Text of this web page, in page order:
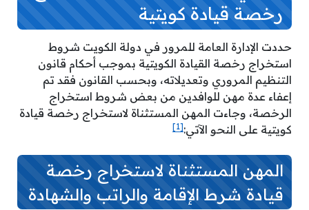
رخصة قيادة كويتية
حددت الإدارة العامة للمرور في دولة الكويت شروط
استخراج رخصة القيادة الكويتية بموجب أحكام قانون
التنظيم المروري وتعديلاته، وبحسب القانون فقد تم
إعفاء عدة مهن للوافدين من بعض شروط استخراج
الرخصة، وجاءت المهن المستثناة لاستخراج رخصة قيادة
كويتية على النحو الآتي:[1]
المهن المستثناة لاستخراج رخصة
قيادة شرط الإقامة والراتب والشهادة